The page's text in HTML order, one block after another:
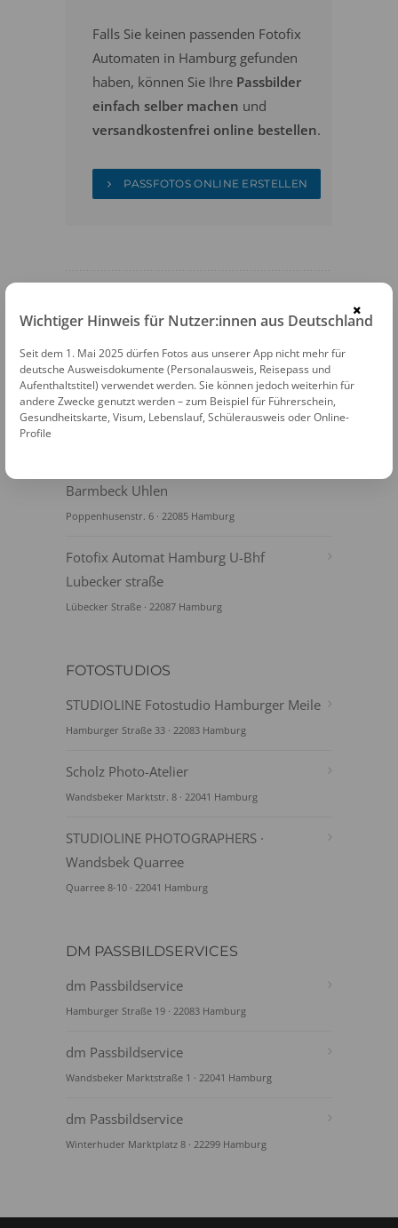
Falls Sie keinen passenden Fotofix
Automaten in Hamburg gefunden
haben, können Sie Ihre Passbilder
einfach selber machen und
versandkostenfrei online bestellen.
PASSFOTOS ONLINE ERSTELLEN
Fotofix Automat Hamburg Best Copy
System
Mundesburger Damm 55 · 22087 Hamburg
Barmbeck Uhlen
Poppenhusenstr. 6 · 22085 Hamburg
Fotofix Automat Hamburg U-Bhf
Lubecker straße
Lübecker Straße · 22087 Hamburg
FOTOSTUDIOS
STUDIOLINE Fotostudio Hamburger Meile
Hamburger Straße 33 · 22083 Hamburg
Scholz Photo-Atelier
Wandsbeker Marktstr. 8 · 22041 Hamburg
STUDIOLINE PHOTOGRAPHERS ·
Wandsbek Quarree
Quarree 8-10 · 22041 Hamburg
DM PASSBILDSERVICES
dm Passbildservice
Hamburger Straße 19 · 22083 Hamburg
dm Passbildservice
Wandsbeker Marktstraße 1 · 22041 Hamburg
dm Passbildservice
Winterhuder Marktplatz 8 · 22299 Hamburg
×
Wichtiger Hinweis für Nutzer:innen aus Deutschland
Seit dem 1. Mai 2025 dürfen Fotos aus unserer App nicht mehr für
deutsche Ausweisdokumente (Personalausweis, Reisepass und
Aufenthaltstitel) verwendet werden. Sie können jedoch weiterhin für
andere Zwecke genutzt werden – zum Beispiel für Führerschein,
Gesundheitskarte, Visum, Lebenslauf, Schülerausweis oder Online-
Profile